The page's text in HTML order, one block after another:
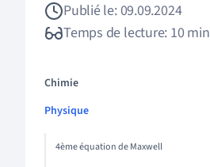
Publié le: 09.09.2024
Temps de lecture: 10 min
Chimie
Physique
4ème équation de Maxwell